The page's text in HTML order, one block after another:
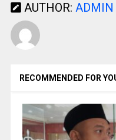
AUTHOR: ADMIN
RECOMMENDED FOR